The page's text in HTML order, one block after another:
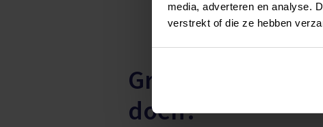
media, adverteren en analyse.
verstrekt of die ze hebben
Gratis
doen?